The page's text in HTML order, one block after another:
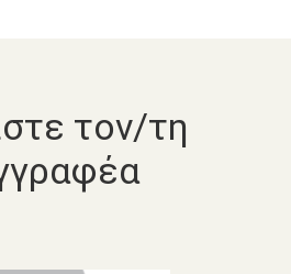
τον/τη